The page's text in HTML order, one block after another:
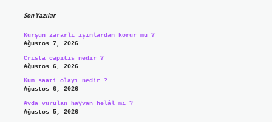
Son Yazılar
Kurşun zararlı ışınlardan korur mu ?
Ağustos 7, 2026
Crista capitis nedir ?
Ağustos 6, 2026
Kum saati olayı nedir ?
Ağustos 6, 2026
Avda vurulan hayvan helâl mi ?
Ağustos 5, 2026